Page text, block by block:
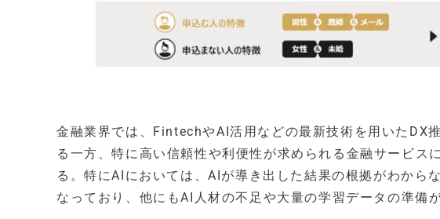
金融業界では、FintechやAI活用などの最新技術を用いたDX
る一方、特に高い信頼性や利便性が求められる金融サービス
る。特にAIにおいては、AIが導き出した結果の根拠がわから
なっており、他にもAI人材の不足や大量の学習データの準備